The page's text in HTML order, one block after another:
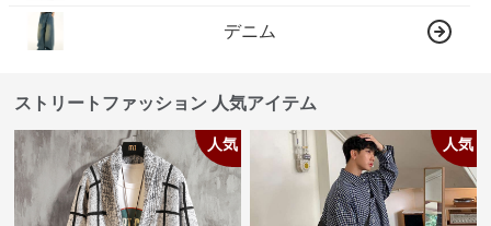
デニム
ストリートファッション 人気アイテム
人気 人気